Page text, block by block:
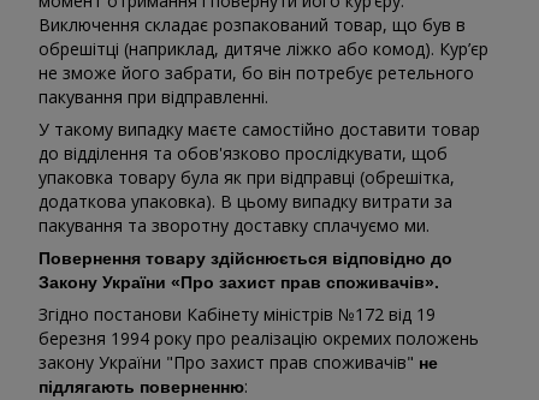
Виключення складає розпакований товар, що був в
обрешітці (наприклад, дитяче ліжко або комод). Кур’єр
не зможе його забрати, бо він потребує ретельного
пакування при відправленні.
У такому випадку маєте самостійно доставити товар
до відділення та обов'язково прослідкувати, щоб
упаковка товару була як при відправці (обрешітка,
додаткова упаковка). В цьому випадку витрати за
пакування та зворотну доставку сплачуємо ми.
Повернення товару здійснюється відповідно до
Закону України «Про захист прав споживачів».
Згідно постанови Кабінету міністрів №172 від 19
березня 1994 року про реалізацію окремих положень
закону України "Про захист прав споживачів" не
підлягають поверненню: